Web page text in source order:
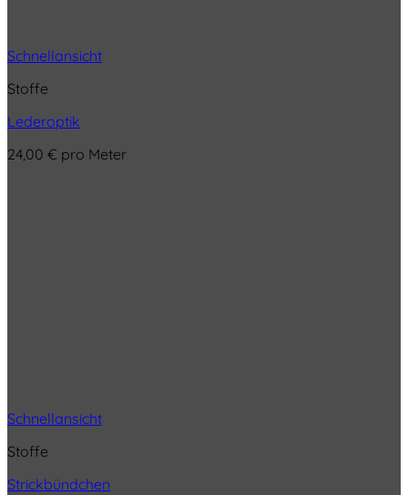
Schnellansicht
Stoffe
Lederoptik
24,00 € pro Meter
Schnellansicht
Stoffe
Strickbündchen